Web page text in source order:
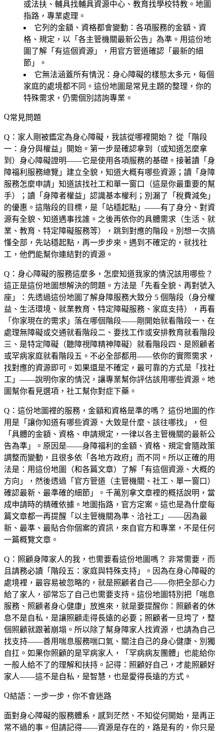
或法扶、輔具找輔具資源中心、教育找學校特教。地圖
指路，專業處理。
它列的金額、資格都會變動 ：各項服務的金額、資
格、規定，以「各主管機關最新公告」為準。用這份地
圖了解「有這個資源」，用官方管道確認「最新的細
節」。
它無法涵蓋所有情況 ：身心障礙的樣態太多元，每個
家庭的處境都不同。這份地圖是常見主題的整理，你的
特殊需求，仍需個別諮詢專業。
常見問題
Q：家人剛被鑑定為身心障礙，我該從哪裡開始？ 從「階段
一：身分與權益」開始。第一步是確認拿到（或知道怎麼拿
到）身心障礙證明——它是使用各項服務的基礎。接著讀「身
障福利服務總覽」建立全貌，知道大概有哪些資源；讀「身障
服務怎麼申請」知道該找社工和單一窗口（這是你最重要的幫
手）；讀「身障者權益」認識基本權利；別漏了「稅費減免」
的優惠。這階段的目標，是「站穩起點」——有了身分、對資
源有全貌、知道遇事找誰。之後再依你的具體需求（生活、就
業、教育、特定障礙服務等），跳到對應的階段。別想一次搞
懂全部，先站穩起點，再一步步來。遇到不確定的，就找社
工，他們能幫你連結對的資源。
Q：身心障礙的服務這麼多，怎麼知道我家的情況該用哪些？
這正是這份地圖想解決的問題。方法是「先看全貌、再對號入
座」：先透過這份地圖了解身障服務大致分 5 個階段（身分權
益、生活環境、就業教育、特定障礙服務、家庭支持），再看
「你家現在的需求」落在哪個階段——剛開始就看階段一、在
處理無障礙或交通就看階段二、要找工作或安排教育就看階段
三、是特定障礙（聽障視障精神障礙）就看階段四、是照顧者
或罕病家庭就看階段五。不必全部都用——依你的實際需求，
找對應的資源即可。如果還是不確定，最可靠的方式是「找社
工」——說明你家的情況，讓專業幫你評估該用哪些資源。地
圖幫你看見選項，社工幫你對症下藥。
Q：這份地圖裡的服務，金額和資格是準的嗎？ 這份地圖的作
用是「讓你知道有哪些資源、大致是什麼、該往哪找」，但
「具體的金額、資格、申請規定，一律以各主管機關的最新公
告為準」。原因是——身障福利的金額、資格、規定會隨政策
調整而變動，且很多依「各地方政府」而不同。所以正確的用
法是：用這份地圖（和各篇文章）了解「有這個資源、大概的
方向」，然後透過「官方管道（主管機關、社工、單一窗口）
確認最新、最準確的細節」。千萬別拿文章裡的概括說明，當
成申請時的精確依據。地圖指路，官方定案。這也是為什麼每
篇文章都一再提醒「以主管機關為準、洽社工」——因為最
新、最準、最貼合你個案的資訊，來自官方和專業，不是任何
一篇概覽文章。
Q：照顧身障家人的我，也需要看這份地圖嗎？ 非常需要，而
且請務必讀「階段五：家庭與特殊支持」。因為在身心障礙的
處境裡，最容易被忽略的，就是照顧者自己——你把全部心力
給了家人，卻常忘了自己也需要支持。這份地圖特別把「喘息
服務、照顧者身心健康」放進來，就是要提醒你：照顧者的休
息不是自私，是讓照顧走得長遠的必要；照顧者一旦垮了，整
個照顧就跟著崩塌。所以除了幫身障家人找資源，也請為自己
找支持——善用喘息服務喘口氣、關注自己的身心健康、別獨
自扛。如果你照顧的是罕病家人，「罕病病友團體」也能給你
一般人給不了的理解和扶持。記得：照顧好自己，才能照顧好
家人——這不是自私，是智慧，也是愛得長遠的方式。
結語：一步一步，你不會迷路
面對身心障礙的服務體系，感到茫然、不知從何開始，是再正
常不過的事。但請記得——資源是存在的，路是有的，你只是